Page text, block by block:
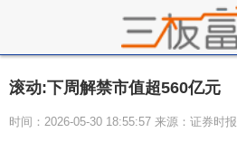
滚动:下周解禁市值超560亿元
时间：2026-05-30 18:55:57 来源：证券时报